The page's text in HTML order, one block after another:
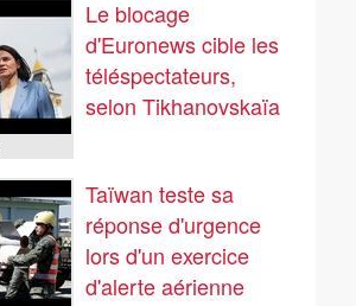
Le blocage
d'Euronews cible les
téléspectateurs,
selon Tikhanovskaïa
Taïwan teste sa
réponse d'urgence
lors d'un exercice
d'alerte aérienne